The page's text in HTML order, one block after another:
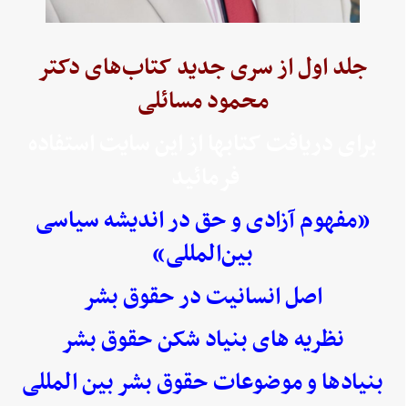
جلد اول از سری جدید کتاب‌های دکتر
محمود مسائلی
«مفهوم آزادی و حق در اندیشه سیاسی
بین‌المللی»
اصل انسانیت در حقوق بشر
نظریه های بنیاد شکن حقوق بشر
بنیادها و موضوعات حقوق بشر بین المللی